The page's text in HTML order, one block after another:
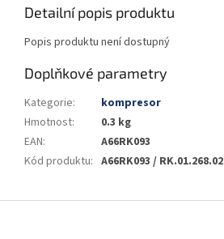
Detailní popis produktu
Popis produktu není dostupný
Doplňkové parametry
Kategorie:
kompresor
Hmotnost:
0.3 kg
EAN:
A66RK093
Kód produktu: A66RK093 / RK.01.268.02